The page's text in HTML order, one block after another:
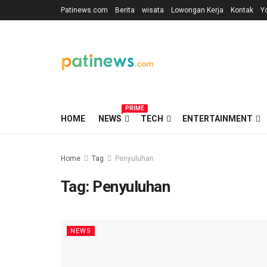
Patinews.com Berita wisata Lowongan Kerja Kontak
HOME NEWS
PRIME
TECH ENTERTAINMENT
Home Tag Penyuluhan
Tag: Penyuluhan
NEWS